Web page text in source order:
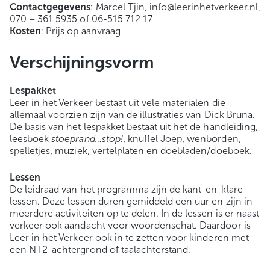
Contactgegevens: Marcel Tjin, info@leerinhetverkeer.nl,
070 – 361 5935 of 06-515 712 17
Kosten: Prijs op aanvraag
Verschijningsvorm
Lespakket
Leer in het Verkeer bestaat uit vele materialen die
allemaal voorzien zijn van de illustraties van Dick Bruna.
De basis van het lespakket bestaat uit het de handleiding,
leesboekstoeprand…stop!, knuffel Joep, wenborden,
spelletjes, muziek, vertelplaten en doebladen/doeboek.
Lessen
De leidraad van het programma zijn de kant-en-klare
lessen. Deze lessen duren gemiddeld een uur en zijn in
meerdere activiteiten op te delen. In de lessen is er naast
verkeer ook aandacht voor woordenschat. Daardoor is
Leer in het Verkeer ook in te zetten voor kinderen met
een NT2-achtergrond of taalachterstand.